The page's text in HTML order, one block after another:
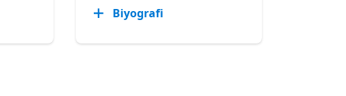
Biyografi